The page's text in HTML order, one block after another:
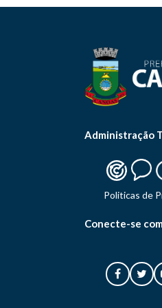
Administração
Politicas de
Conecte-se